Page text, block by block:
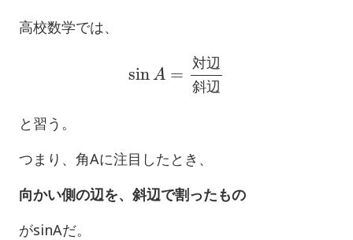
高校数学では、
対 辺
斜 辺
辺斜辺
と習う。
つまり、角Aに注目したとき、
向かい側の辺を、斜辺で割ったもの
がsinAだ。